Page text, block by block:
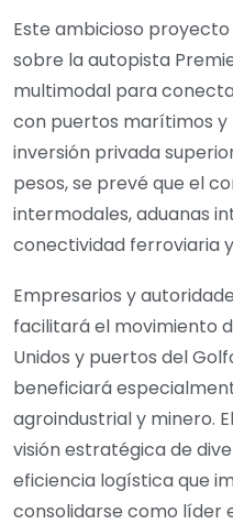
Este ambicioso
sobre la autopista
multimodal para
con puertos marítimos
inversión privada
pesos, se prevé que el
intermodales, aduanas
conectividad ferroviaria
Empresarios y
facilitará el movimiento
Unidos y puertos del
beneficiará
agroindustrial y minero.
visión estratégica de
eficiencia logística que
consolidarse como líder